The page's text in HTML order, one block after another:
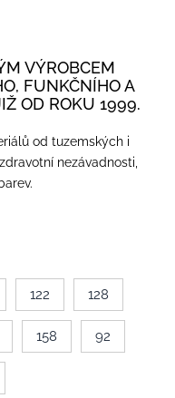
VÝROBCEM
FUNKČNÍHO A
OD ROKU 1999.
od tuzemských i
nezávadnosti,
122 128
158 92